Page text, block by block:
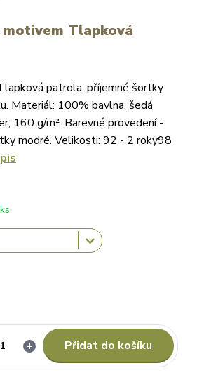
Tlapková
patrola, příjemné šortky
Materiál: 100% bavlna, šedá
160 g/m². Barevné provedení -
modré. Velikosti: 92 - 2 roky98
Přidat do košíku